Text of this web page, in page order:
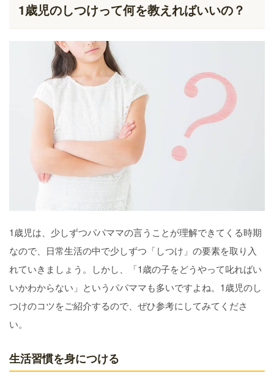
1歳児のしつけって何を教えればいいの？
1歳児は、少しずつパパママの言うことが理解できてくる時期
なので、日常生活の中で少しずつ「しつけ」の要素を取り入
れていきましょう。しかし、「1歳の子をどうやって叱ればい
いかわからない」というパパママも多いですよね。1歳児のし
つけのコツをご紹介するので、ぜひ参考にしてみてくださ
い。
生活習慣を身につける